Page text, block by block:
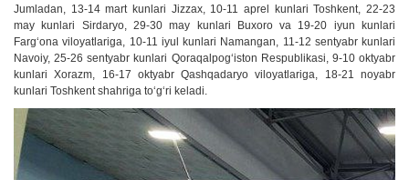
Jumladan, 13-14 mart kunlari Jizzax, 10-11 aprel kunlari Toshkent, 22-23
may kunlari Sirdaryo, 29-30 may kunlari Buxoro va 19-20 iyun kunlari
Fargʻona viloyatlariga, 10-11 iyul kunlari Namangan, 11-12 sentyabr kunlari
Navoiy, 25-26 sentyabr kunlari Qoraqalpogʻiston Respublikasi, 9-10 oktyabr
kunlari Xorazm, 16-17 oktyabr Qashqadaryo viloyatlariga, 18-21 noyabr
kunlari Toshkent shahriga toʻgʻri keladi.